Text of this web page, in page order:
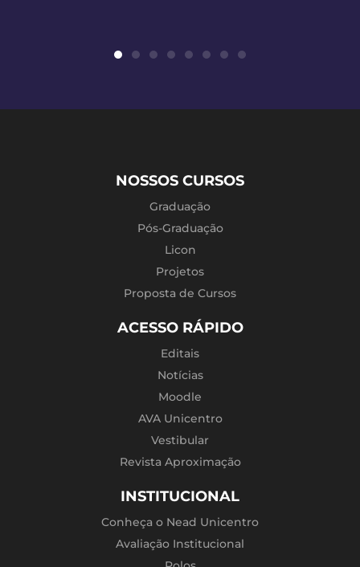
NOSSOS CURSOS
Graduação
Pós-Graduação
Licon
Projetos
Proposta de Cursos
ACESSO RÁPIDO
Editais
Notícias
Moodle
AVA Unicentro
Vestibular
Revista Aproximação
INSTITUCIONAL
Conheça o Nead Unicentro
Avaliação Institucional